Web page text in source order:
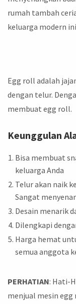
rumah tambah
keluarga modern
Egg roll adalah
dengan telur.
membuat egg roll.
Keunggulan
Bisa membuat
keluarga Anda
Telur akan naik
Sangat
Desain menarik
Dilengkapi
Harga hemat
semua anggota
PERHATIAN: Hati-
menjual mesin